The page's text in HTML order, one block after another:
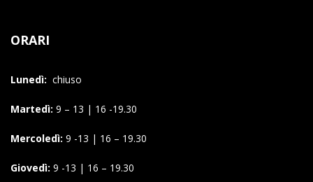
ORARI
Lunedì: chiuso
Martedì: 9 – 13 | 16 -19.30
Mercoledì: 9 -13 | 16 – 19.30
Giovedì: 9 -13 | 16 – 19.30